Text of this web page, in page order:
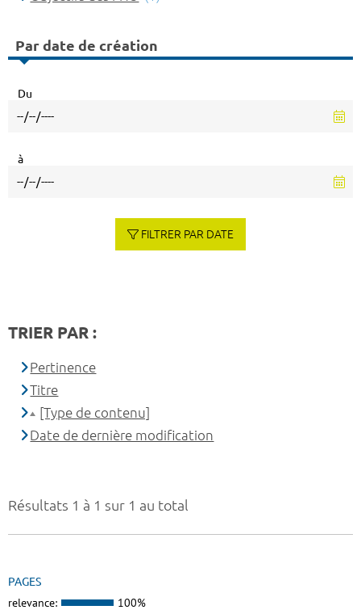
Résultats 1 à 1 sur 1 au total
PAGES
relevance: 100%
Par date de création
Du
à
FILTRER PAR DATE
TRIER PAR :
Pertinence
Titre
[Type de contenu]
Date de dernière modification